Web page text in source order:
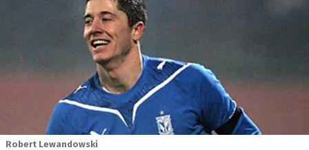
Robert Lewandowski